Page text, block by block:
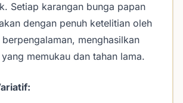
Setiap karangan bunga papan
dengan penuh ketelitian oleh
menghasilkan
memukau dan tahan lama.